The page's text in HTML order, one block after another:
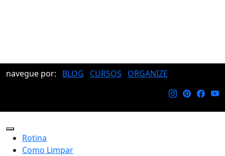
navegue por: BLOG CURSOS ORGANIZE
Rotina
Como Limpar